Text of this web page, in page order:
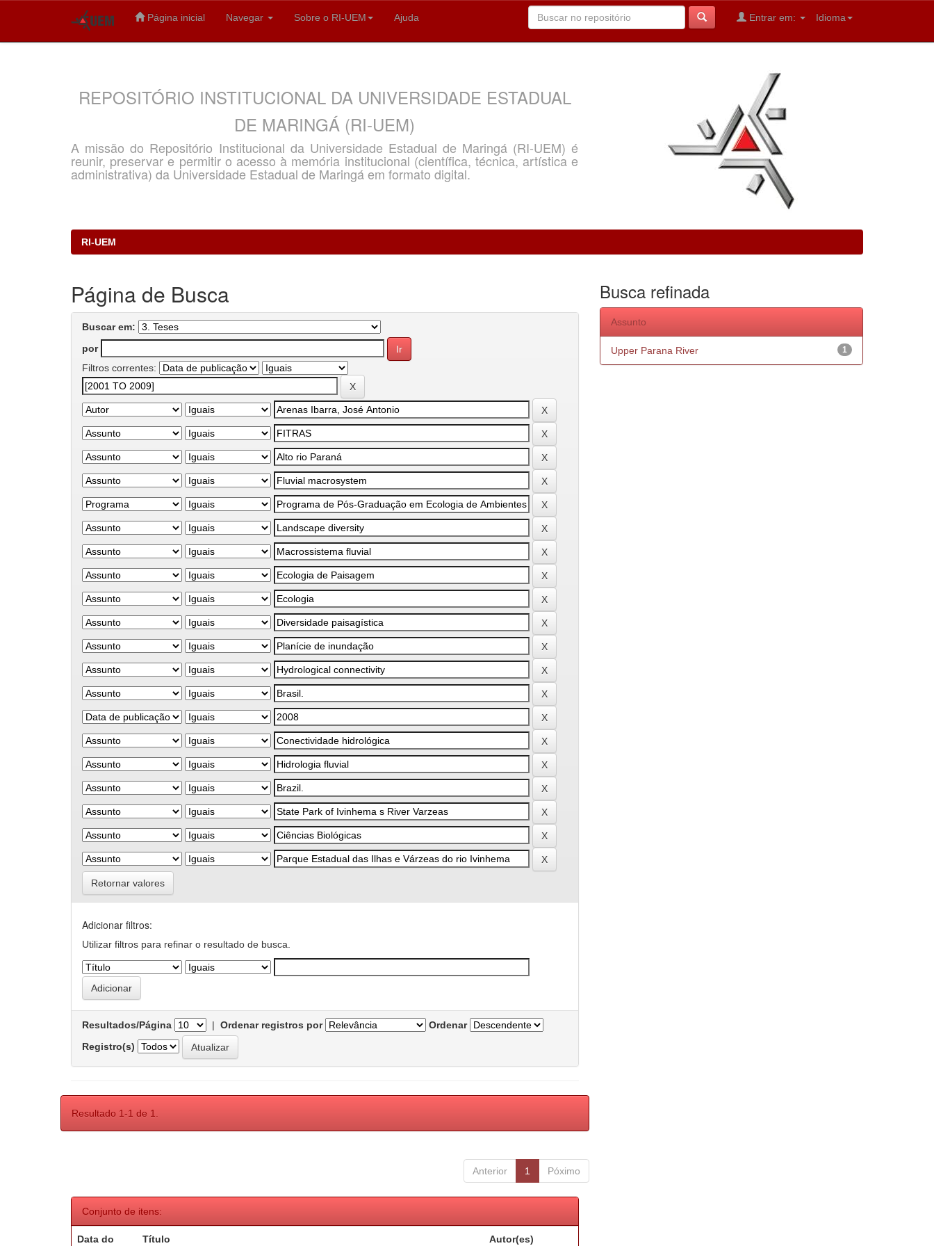
Página inicial Navegar Sobre o RI-UEM Ajuda Idioma
Entrar em:
REPOSITÓRIO INSTITUCIONAL DA UNIVERSIDADE ESTADUAL
DE MARINGÁ (RI-UEM)
A missão do Repositório Institucional da Universidade Estadual de Maringá (RI-UEM) é
reunir, preservar e permitir o acesso à memória institucional (científica, técnica, artística e
administrativa) da Universidade Estadual de Maringá em formato digital.
RI-UEM
Página de Busca
Buscar em:
por
Filtros correntes:
Retornar valores
Adicionar filtros:
Utilizar filtros para refinar o resultado de busca.
Resultados/Página | Ordenar registros por
Ordenar
Registro(s)
Resultado 1-1 de 1.
Anterior 1 Póximo
Conjunto de itens:
Data do Título Autor(es)
Busca refinada
Assunto
1
Upper Parana River